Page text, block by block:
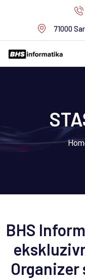
71000
BHS
Organizer